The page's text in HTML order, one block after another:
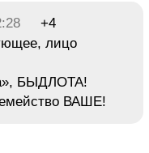
+4
лицо
БЫДЛОТА!
ВАШЕ!